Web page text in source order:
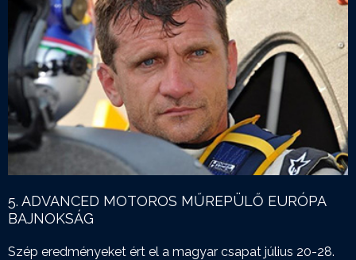
5. ADVANCED MOTOROS MŰREPÜLŐ EURÓPA
BAJNOKSÁG
Szép eredményeket ért el a magyar csapat július 20-28.